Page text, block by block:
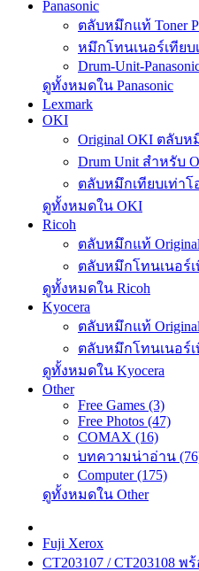
Panasonic
ตลับหมึกแท้ Toner
หมึกโทนเนอร์เทียบเ
Drum-Unit-
ดูทั้งหมดใน Panasonic
Lexmark
OKI
Original OKI ตลับ
Drum Unit สำหรับ
ตลับหมึกเทียบเท่าโ
ดูทั้งหมดใน OKI
Ricoh
ตลับหมึกแท้ Original
ตลับหมึกโทนเนอร์เ
ดูทั้งหมดใน Ricoh
Kyocera
ตลับหมึกแท้ Original
ตลับหมึกโทนเนอร์เ
ดูทั้งหมดใน Kyocera
Other
Free Games (3)
Free Photos (47)
COMAX (16)
บทความน่าอ่าน
Computer (175)
ดูทั้งหมดใน Other
Fuji Xerox
CT203107 / CT203108